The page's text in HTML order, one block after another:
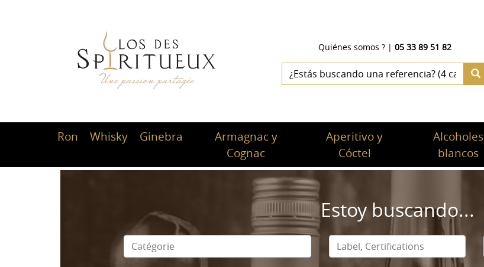
Quiénes somos ?| 05 33 89 51 82
Ron Whisky Ginebra
Armagnac y
Cognac
Aperitivo y
Cóctel
Alcoholes
blancos
Estoy buscando...